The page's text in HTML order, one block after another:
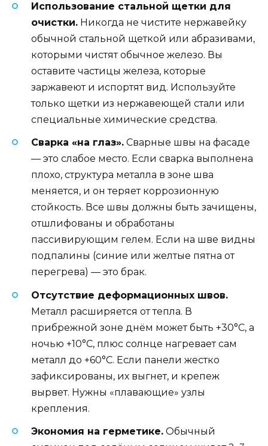
Использование стальной щетки для
очистки. Никогда не чистите нержавейку
обычной стальной щеткой или абразивами,
которыми чистят обычное железо. Вы
оставите частицы железа, которые
заржавеют и испортят вид. Используйте
только щетки из нержавеющей стали или
специальные химические средства.
Сварка «на глаз». Сварные швы на фасаде
— это слабое место. Если сварка выполнена
плохо, структура металла в зоне шва
меняется, и он теряет коррозионную
стойкость. Все швы должны быть зачищены,
отшлифованы и обработаны
пассивирующим гелем. Если на шве видны
подпалины (синие или желтые пятна от
перегрева) — это брак.
Отсутствие деформационных швов.
Металл расширяется от тепла. В
прибрежной зоне днём может быть +30°C, а
ночью +10°C, плюс солнце нагревает сам
металл до +60°C. Если панели жестко
зафиксированы, их выгнет, и крепеж
вырвет. Нужны «плавающие» узлы
крепления.
Экономия на герметике. Обычный